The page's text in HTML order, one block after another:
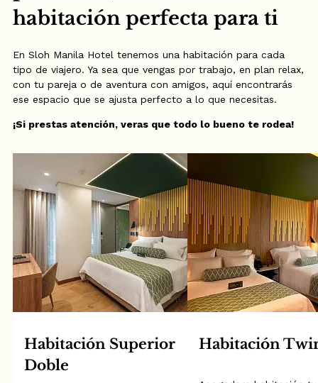
habitación perfecta para ti
En Sloh Manila Hotel tenemos una habitación para cada
tipo de viajero. Ya sea que vengas por trabajo, en plan relax,
con tu pareja o de aventura con amigos, aquí encontrarás
ese espacio que se ajusta perfecto a lo que necesitas.
¡Si prestas atención, veras que todo lo bueno te rodea!
Habitación Superior
Doble
Habitación